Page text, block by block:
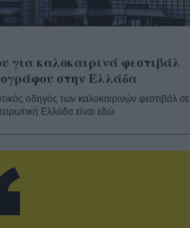
για καλοκαιρινά φεστιβάλ
στην Ελλάδα
οδηγός των καλοκαιρινών φεστιβάλ σε
Ελλάδα είναι εδώ